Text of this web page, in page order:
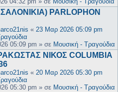
PARLOPHON
« 23 Μαρ 2026 05:09 pm
05:09 pm » σε Μουσική - Τραγούδια
ΝΙΚΟΣ COLUMBIA
« 20 Μαρ 2026 05:30 pm
05:30 pm » σε Μουσική - Τραγούδια